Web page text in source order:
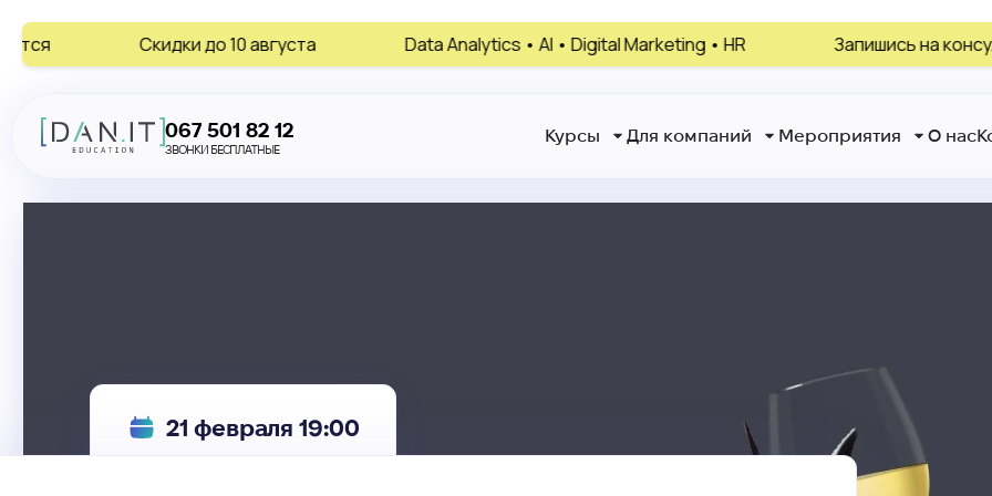
до 10 августа Data Analytics • AI • Digital Marketing • HR Запишись на консультацию,
067 501 82 12
ЗВОНКИ БЕСПЛАТНЫЕ
Курсы Для компаний Мероприятия О нас
21 февраля 19:00